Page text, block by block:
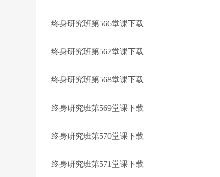
终身研究班第566堂课下载
终身研究班第567堂课下载
终身研究班第568堂课下载
终身研究班第569堂课下载
终身研究班第570堂课下载
终身研究班第571堂课下载